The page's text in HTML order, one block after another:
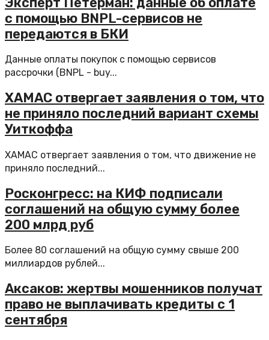
с помощью BNPL-сервисов не
передаются в БКИ
Данные оплаты покупок с помощью сервисов
рассрочки (BNPL - buy...
ХАМАС отвергает заявления о том, что
не приняло последний вариант схемы
Уиткоффа
ХАМАС отвергает заявления о том, что движение не
приняло последний...
Росконгресс: на КИФ подписали
соглашений на общую сумму более
200 млрд руб
Более 80 соглашений на общую сумму свыше 200
миллиардов рублей...
Аксаков: жертвы мошенников получат
право не выплачивать кредиты с 1
сентября